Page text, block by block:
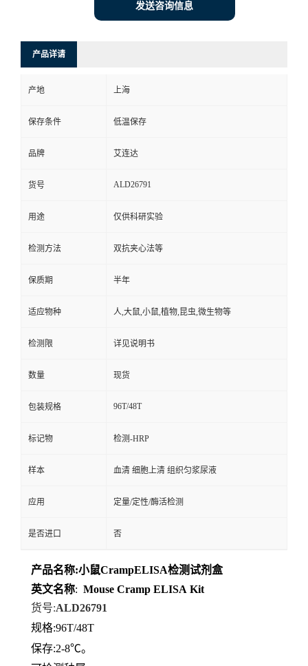
发送咨询信息
产品详请
产地 上海
保存条件 低温保存
品牌 艾连达
货号 ALD26791
用途 仅供科研实验
检测方法 双抗夹心法等
保质期 半年
适应物种 人,大鼠,小鼠,植物,昆虫,微生物等
检测限 详见说明书
数量 现货
包装规格 96T/48T
标记物 检测-HRP
样本 血清 细胞上清 组织匀浆尿液
应用 定量/定性/酶活检测
是否进口 否
产品名称:小鼠CrampELISA检测试剂盒
英文名称: Mouse Cramp ELISA Kit
货号:ALD26791
规格:96T/48T
保存:2-8℃。